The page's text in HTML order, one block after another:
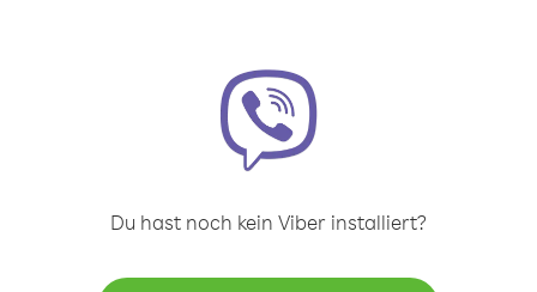
Du hast noch kein Viber installiert?